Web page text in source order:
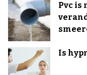
Pvc is
Is